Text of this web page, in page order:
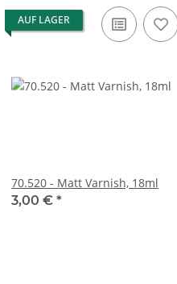
AUF LAGER
70.520 - Matt Varnish, 18ml
3,00 € *